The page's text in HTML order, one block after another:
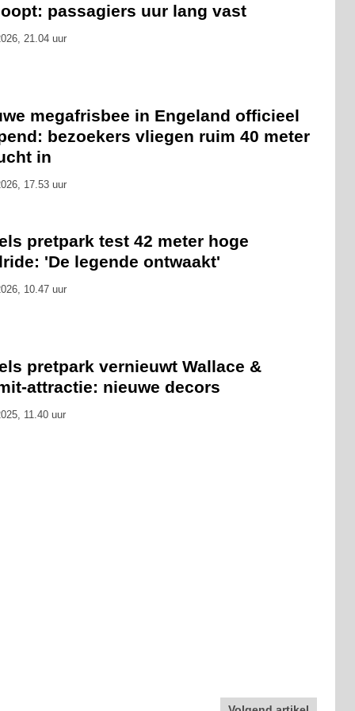
passagiers uur lang vast
21.04 uur
megafrisbee in Engeland officieel
bezoekers vliegen ruim 40 meter
in
17.53 uur
pretpark test 42 meter hoge
'De legende ontwaakt'
10.47 uur
pretpark vernieuwt Wallace &
attractie: nieuwe decors
11.40 uur